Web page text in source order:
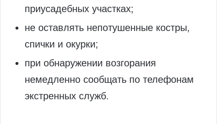
приусадебных участках;
не оставлять непотушенные костры,
спички и окурки;
при обнаружении возгорания
немедленно сообщать по телефонам
экстренных служб.